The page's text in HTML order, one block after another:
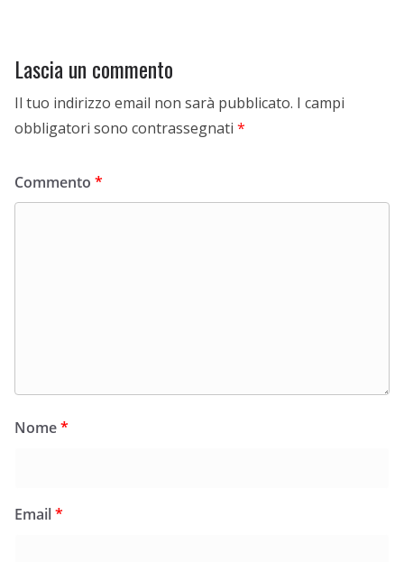
Lascia un commento
Il tuo indirizzo email non sarà pubblicato. I campi
obbligatori sono contrassegnati *
Commento *
Nome*
Email*